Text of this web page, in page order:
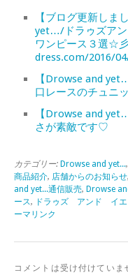
【ブログ更新しま
yet…/ドラゥズア
ワンピース３選☆
dress.com/2016/
【Drowse and
口レースのチュニ
【Drowse and
さが素敵です♡
カテゴリー: Drowse and yet...,
商品紹介, 店舗からのお知らせ,
and yet...通信販売, Drowse
ース, ドラゥズ アンド イエ
ーマリンク
コメントは受け付けていま